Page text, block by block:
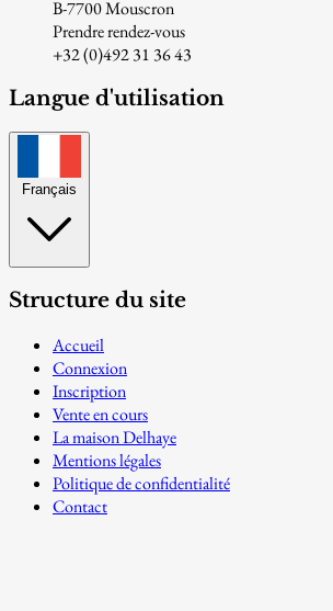
B-7700 Mouscron
Prendre rendez-vous
+32 (0)492 31 36 43
Langue d'utilisation
Français
Structure du site
Accueil
Connexion
Inscription
Vente en cours
La maison Delhaye
Mentions légales
Politique de confidentialité
Contact